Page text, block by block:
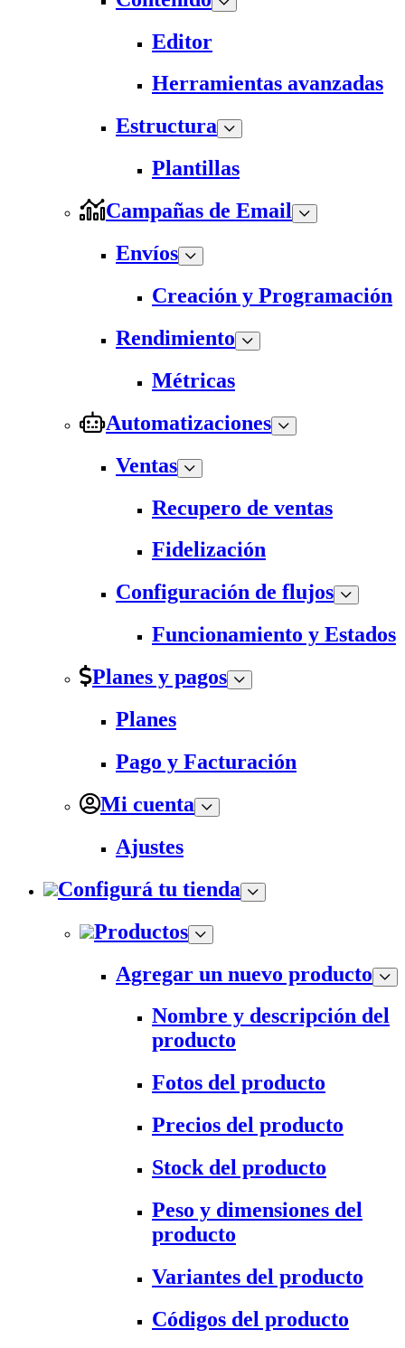
Editor
Herramientas avanzadas
Estructura
Plantillas
Campañas de Email
Envíos
Creación y Programación
Rendimiento
Métricas
Automatizaciones
Ventas
Recupero de ventas
Fidelización
Configuración de flujos
Funcionamiento y Estados
Planes y pagos
Planes
Pago y Facturación
Mi cuenta
Ajustes
Configurá tu tienda
Productos
Agregar un nuevo producto
Nombre y descripción del
producto
Fotos del producto
Precios del producto
Stock del producto
Peso y dimensiones del
producto
Variantes del producto
Códigos del producto